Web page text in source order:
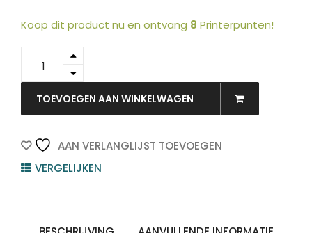
Koop dit product nu en ontvang 8 Printerpunten!
108R00956
Xerox
quantity
TOEVOEGEN AAN WINKELWAGEN
AAN VERLANGLIJST TOEVOEGEN
VERGELIJKEN